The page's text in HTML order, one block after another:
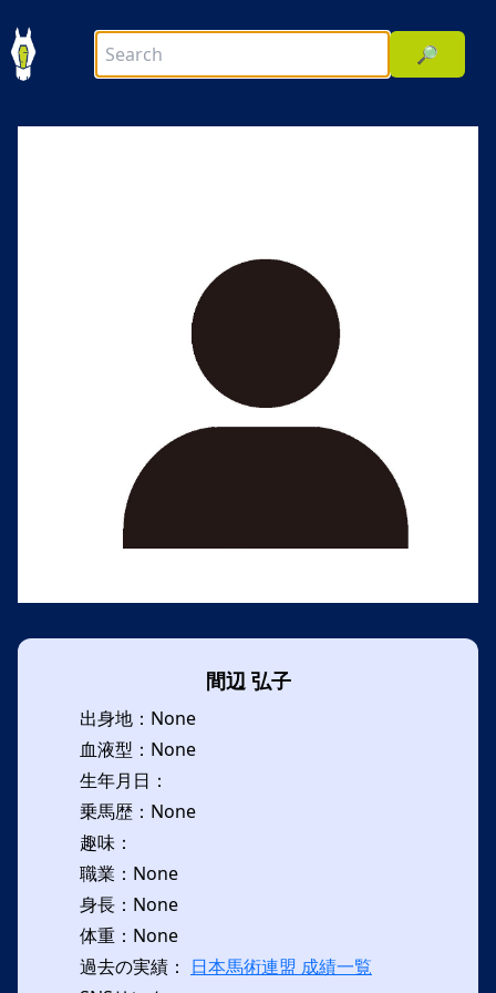
🔎
間辺 弘子
出身地：None
血液型：None
生年月日：
乗馬歴：None
趣味：
職業：None
身長：None
体重：None
過去の実績： 日本馬術連盟 成績一覧